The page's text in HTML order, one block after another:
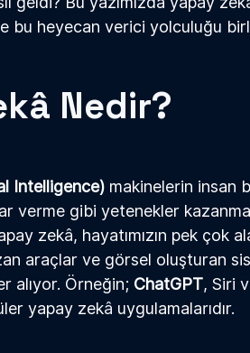
bu heyecan verici yolculuğu
Nedir?
Intelligence) makinelerin insan
verme gibi yetenekler
zekâ, hayatımızın pek çok
araçlar ve görsel oluşturan
alıyor. Örneğin; ChatGPT, Siri
yapay zekâ uygulamalarıdır.